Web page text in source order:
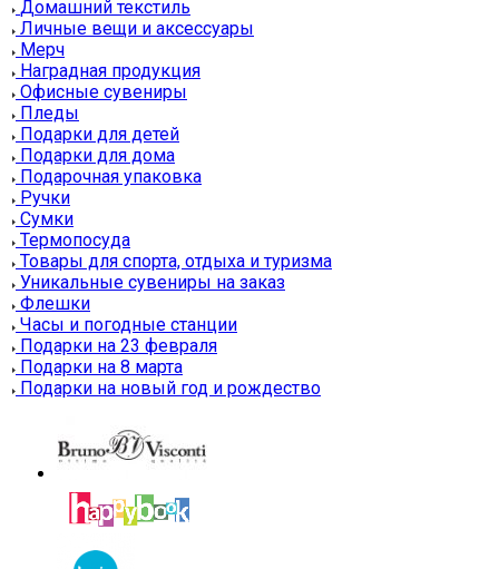
Домашний текстиль
Личные вещи и аксессуары
Мерч
Наградная продукция
Офисные сувениры
Пледы
Подарки для детей
Подарки для дома
Подарочная упаковка
Ручки
Сумки
Термопосуда
Товары для спорта, отдыха и туризма
Уникальные сувениры на заказ
Флешки
Часы и погодные станции
Подарки на 23 февраля
Подарки на 8 марта
Подарки на новый год и рождество